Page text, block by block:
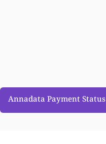
Annadata Payment Status